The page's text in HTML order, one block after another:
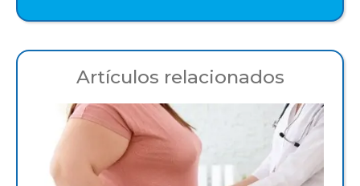
Artículos relacionados